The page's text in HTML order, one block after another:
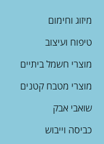
מיזוג וחימום
טיפוח ועיצוב
מוצרי חשמל ביתיים
מוצרי מטבח קטנים
שואבי אבק
כביסה וייבוש